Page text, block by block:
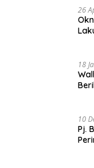
26
18
10
Pj.